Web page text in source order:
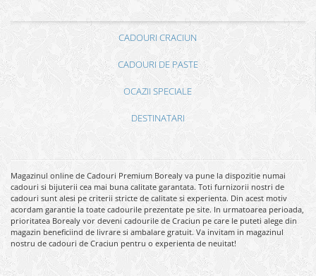
CADOURI CRACIUN
CADOURI DE PASTE
OCAZII SPECIALE
DESTINATARI
Magazinul online de Cadouri Premium Borealy va pune la dispozitie numai
cadouri si bijuterii cea mai buna calitate garantata. Toti furnizorii nostri de
cadouri sunt alesi pe criterii stricte de calitate si experienta. Din acest motiv
acordam garantie la toate cadourile prezentate pe site. In urmatoarea perioada,
prioritatea Borealy vor deveni cadourile de Craciun pe care le puteti alege din
magazin beneficiind de livrare si ambalare gratuit. Va invitam in magazinul
nostru de cadouri de Craciun pentru o experienta de neuitat!